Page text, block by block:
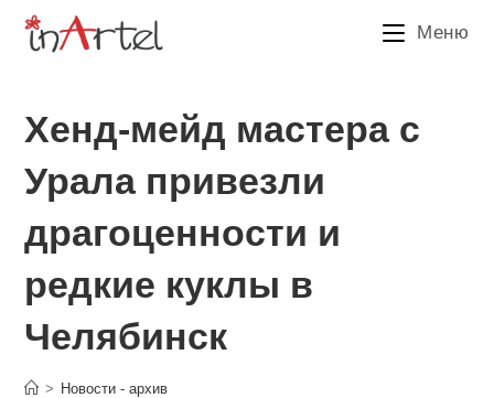
Перейти
Меню
Хенд-мейд мастера с
Урала привезли
драгоценности и
редкие куклы в
Челябинск
> Новости - архив